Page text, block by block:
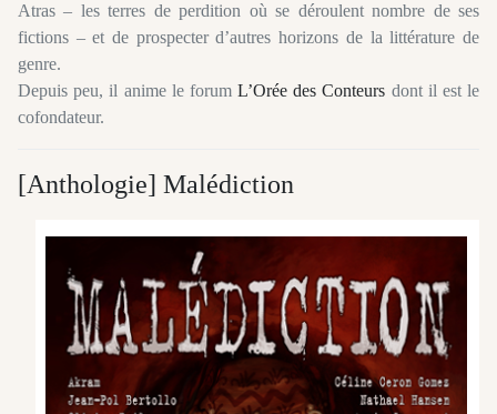
Atras – les terres de perdition où se déroulent nombre de ses
fictions – et de prospecter d’autres horizons de la littérature de
genre.
Depuis peu, il anime le forum L’Orée des Conteurs dont il est le
cofondateur.
[Anthologie] Malédiction